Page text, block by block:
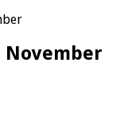
November